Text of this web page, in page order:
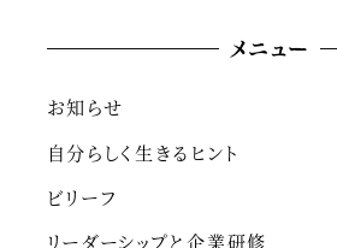
メニュー
お知らせ
自分らしく生きるヒント
ビリーフ
リーダーシップと企業研修